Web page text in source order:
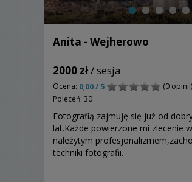
Anita - Wejherowo
2000 zł/ sesja
Ocena: 0,00 / 5
(0 opinii)
Poleceń: 30
Fotografią zajmuję się już od
lat.Każde powierzone mi zlecenie
należytym
techniki fotografii.